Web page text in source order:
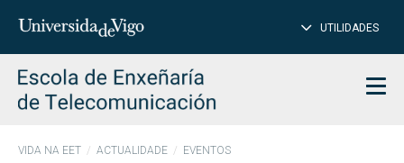
Introduce
para
buscar
UTILIDADES
VIDA NA EET ACTUALIDADE EVENTOS